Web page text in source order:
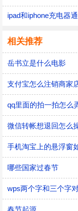
ipad和iphone充电器
相关推荐
岳书立是什么电影
支付宝怎么注销商家
qq里面的拍一拍怎么
微信转帐想退回怎么
手机淘宝上的悬浮窗
哪些国家过春节
wps两个字和三个字
春节起源